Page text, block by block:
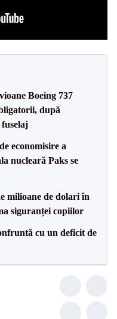
Boeing 737
după
economisire a
nucleară Paks se
milioane de dolari în
siguranței copiilor
cu un deficit de